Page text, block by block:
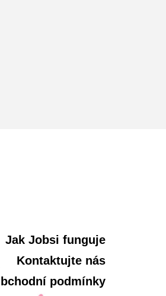
Jak Jobsi funguje
Kontaktujte nás
podmínky